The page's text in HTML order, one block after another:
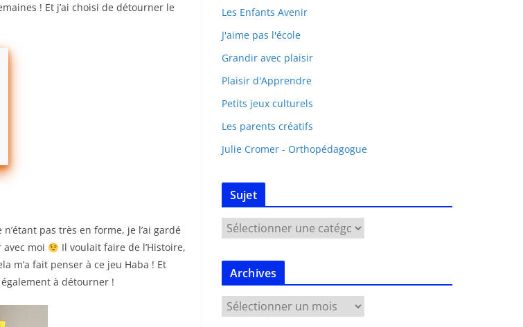
! Et j’ai choisi de détourner le
pas très en forme, je l’ai gardé
moi
Il voulait faire de l’Histoire,
m’a fait penser à ce jeu Haba ! Et
à détourner !
Les Enfants Avenir
J'aime pas l'école
Grandir avec plaisir
Plaisir d'Apprendre
Petits jeux culturels
Les parents créatifs
Julie Cromer - Orthopédagogue
Sujet
Archives